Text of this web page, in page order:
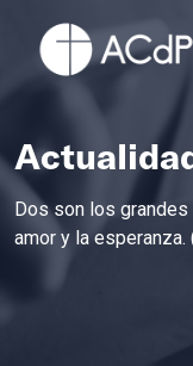
Dos son los
amor y la esperanza.